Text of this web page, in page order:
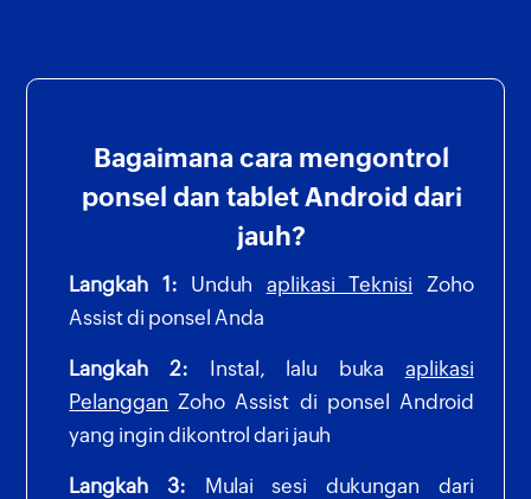
Bagaimana cara mengontrol
ponsel dan tablet Android dari
jauh?
Langkah 1: Unduh aplikasi Teknisi Zoho
Assist di ponsel Anda
Langkah 2: Instal, lalu buka aplikasi
Pelanggan Zoho Assist di ponsel Android
yang ingin dikontrol dari jauh
Langkah 3: Mulai sesi dukungan dari